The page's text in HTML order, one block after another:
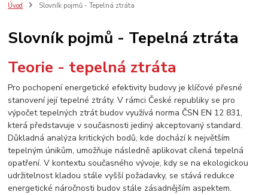
Úvod Slovník pojmů - Tepelná ztráta
Slovník pojmů - Tepelná ztráta
Teorie - tepelná ztráta
Pro pochopení energetické efektivity budovy je klíčové přesné
stanovení její tepelné ztráty. V rámci České republiky se pro
výpočet tepelných ztrát budov využívá norma ČSN EN 12 831,
která představuje v současnosti jediný akceptovaný standard.
Důkladná analýza kritických bodů, kde dochází k největším
tepelným únikům, umožňuje následně aplikovat cílená tepelná
opatření. V kontextu současného vývoje, kdy se na ekologickou
udržitelnost kladou stále vyšší požadavky, se stává redukce
energetické náročnosti budov stále zásadnějším aspektem.